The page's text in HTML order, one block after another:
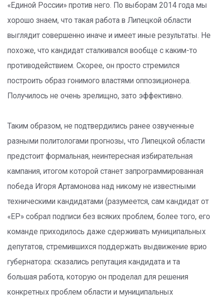
«Единой России» против него. По выборам 2014 года мы
хорошо знаем, что такая работа в Липецкой области
выглядит совершенно иначе и имеет иные результаты. Не
похоже, что кандидат сталкивался вообще с каким-то
противодействием. Скорее, он просто стремился
построить образ гонимого властями оппозиционера.
Получилось не очень зрелищно, зато эффективно.
Таким образом, не подтвердились ранее озвученные
разными политологами прогнозы, что Липецкой области
предстоит формальная, неинтересная избирательная
кампания, итогом которой станет запрограммированная
победа Игоря Артамонова над никому не известными
техническими кандидатами (разумеется, сам кандидат от
«ЕР» собрал подписи без всяких проблем, более того, его
команде приходилось даже сдерживать муниципальных
депутатов, стремившихся поддержать выдвижение врио
губернатора: сказались репутация кандидата и та
большая работа, которую он проделал для решения
конкретных проблем области и муниципальных